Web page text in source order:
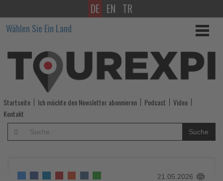
Ontario
entdecken
rund
um
die
FIFA
Fußball-
DE EN TR
Wählen Sie Ein Land
Startseite Ich möchte den Newsletter abonnieren Podcast
Video
Kontakt
Suche
21.05.2026